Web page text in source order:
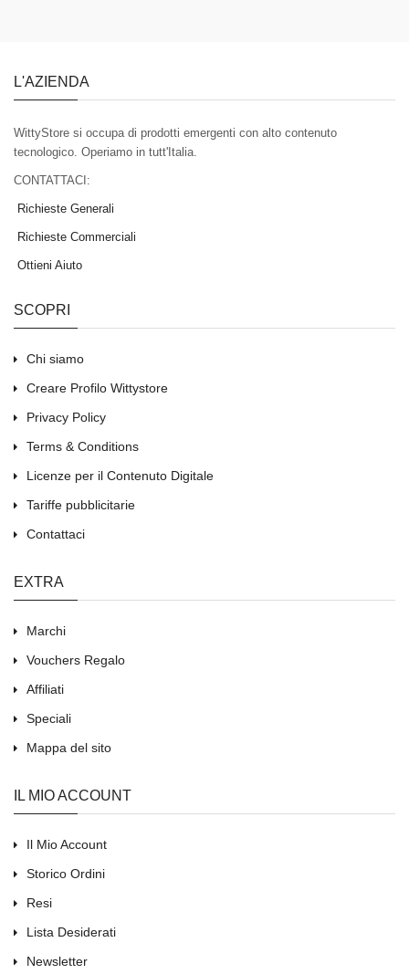
L'AZIENDA
WittyStore si occupa di prodotti emergenti con alto contenuto
tecnologico. Operiamo in tutt'Italia.
CONTATTACI:
Richieste Generali
Richieste Commerciali
Ottieni Aiuto
SCOPRI
Chi siamo
Creare Profilo Wittystore
Privacy Policy
Terms & Conditions
Licenze per il Contenuto Digitale
Tariffe pubblicitarie
Contattaci
EXTRA
Marchi
Vouchers Regalo
Affiliati
Speciali
Mappa del sito
IL MIO ACCOUNT
Il Mio Account
Storico Ordini
Resi
Lista Desiderati
Newsletter